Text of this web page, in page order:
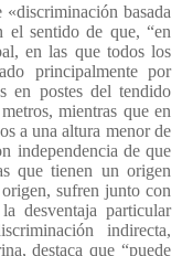
basada
el sentido de que, “en
en las que todos los
principalmente por
en postes del tendido
mientras que en
a una altura menor de
independencia de que
que tienen un origen
sufren junto con
desventaja particular
indirecta,
destaca que “puede